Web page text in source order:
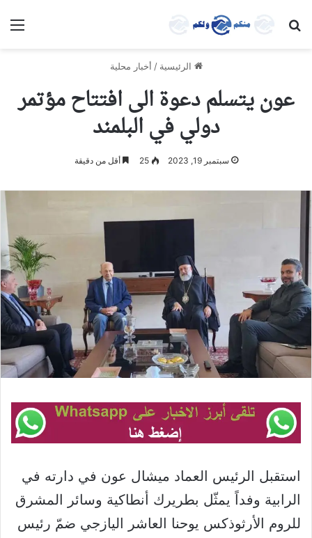
بحث عن
الرئيسية / أخبار محلية
عون يتسلم دعوة الى افتتاح مؤتمر
دولي في البلمند
سبتمبر 19, 2023 25 أقل من دقيقة
استقبل الرئيس العماد ميشال عون في دارته في
الرابية وفداً يمثّل بطريرك أنطاكية وسائر المشرق
للروم الأرثوذكس يوحنا العاشر اليازجي ضمّ رئيس